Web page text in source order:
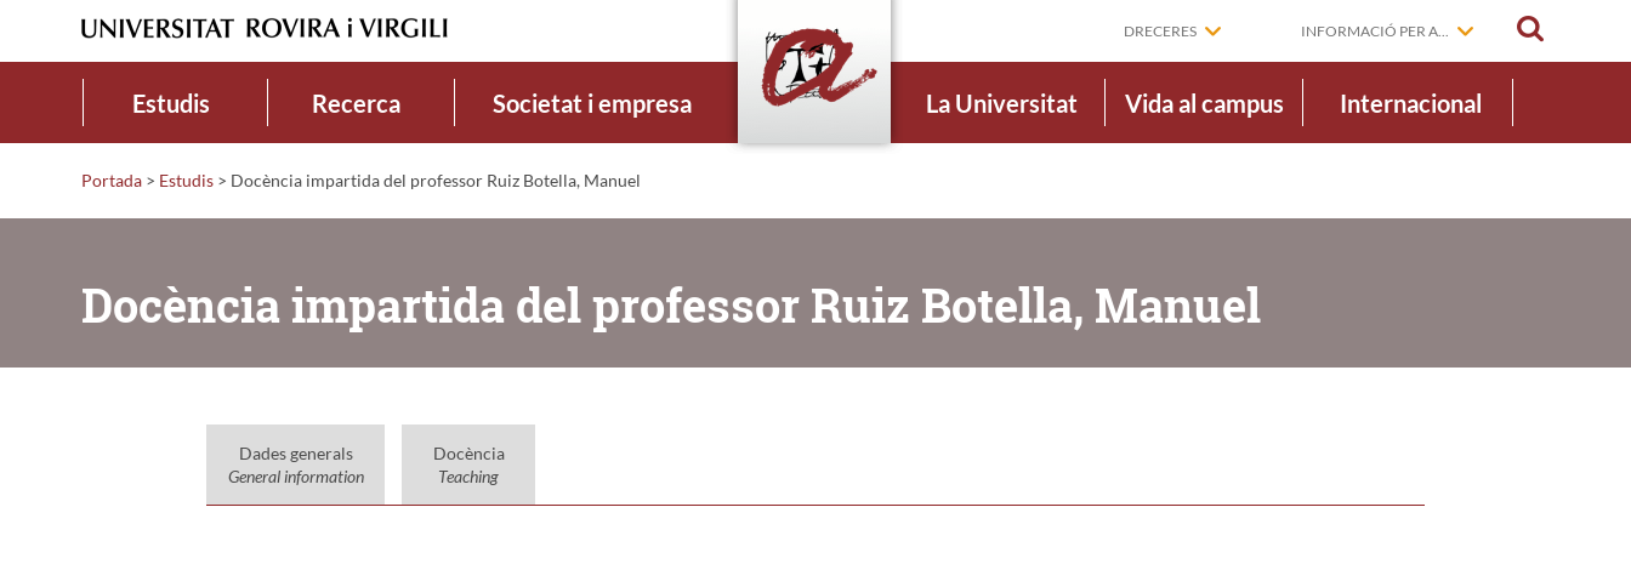
DRECERES INFORMACIÓ PER A...
Estudis Recerca Societat i empresa La Universitat Vida al campus Internacional
Portada > Estudis > Docència impartida del professor Ruiz Botella, Manuel
Docència impartida del professor Ruiz Botella, Manuel
Dades generals
General information
Docència
Teaching